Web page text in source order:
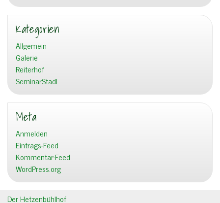
Kategorien
Allgemein
Galerie
Reiterhof
SeminarStadl
Meta
Anmelden
Eintrags-Feed
Kommentar-Feed
WordPress.org
Der Hetzenbühlhof